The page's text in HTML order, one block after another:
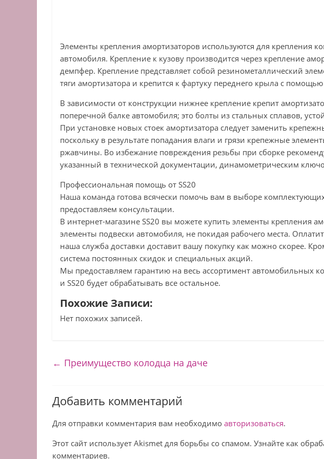
Элементы крепления амортизаторов используются для крепления
автомобиля. Крепление к кузову производится через крепление
демпфер. Крепление представляет собой резинометаллический
тяги амортизатора и крепится к фартуку переднего крыла с
В зависимости от конструкции нижнее крепление крепит
поперечной балке автомобиля; это болты из стальных сплавов,
При установке новых стоек амортизатора следует заменить
поскольку в результате попадания влаги и грязи крепежные
ржавчины. Во избежание повреждения резьбы при сборке
указанный в технической документации, динамометрическим
Профессиональная помощь от SS20
Наша команда готова всячески помочь вам в выборе
предоставляем консультации.
В интернет-магазине SS20 вы можете купить элементы крепления
элементы подвески автомобиля, не покидая рабочего места.
наша служба доставки доставит вашу покупку как можно скорее.
система постоянных скидок и специальных акций.
Мы предоставляем гарантию на весь ассортимент автомобильных
и SS20 будет обрабатывать все остальное.
Похожие Записи:
Нет похожих записей.
← Преимущество колодца на даче
Добавить комментарий
Для отправки комментария вам необходимо авторизоваться.
Этот сайт использует Akismet для борьбы со спамом. Узнайте как
комментариев.